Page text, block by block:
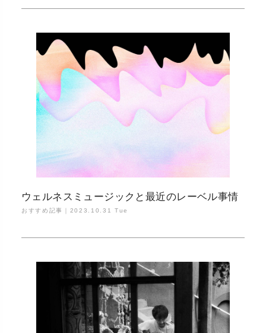
ウェルネスミュージックと最近のレーベル事情
おすすめ記事｜ 2023.10.31 Tue